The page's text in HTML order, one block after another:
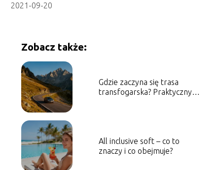
2021-09-20
Zobacz także:
Gdzie zaczyna się trasa
transfogarska? Praktyczny
All inclusive soft – co to
znaczy i co obejmuje?